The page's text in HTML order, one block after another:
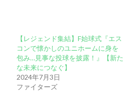
【レジェンド集結】F始球式『エス
コンで懐かしのユニホームに身を
包み…見事な投球を披露！』【新た
な未来につなぐ】
2024年7月3日
ファイターズ